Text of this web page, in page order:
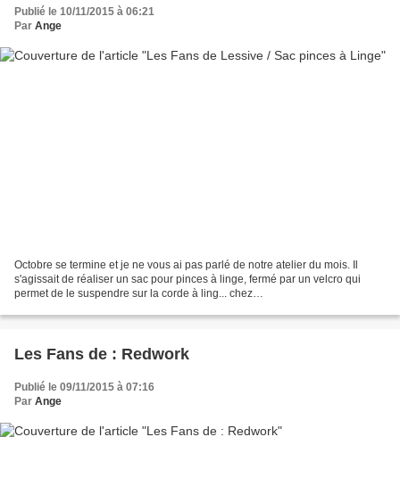
Publié le 10/11/2015 à 06:21
Par Ange
Octobre se termine et je ne vous ai pas parlé de notre atelier du mois. Il
s'agissait de réaliser un sac pour pinces à linge, fermé par un velcro qui
permet de le suspendre sur la corde à ling... chez
http://microcreation.canalblog.com/archives/2012/02/01/23387992.html
Les Fans de : Redwork
Publié le 09/11/2015 à 07:16
Par Ange